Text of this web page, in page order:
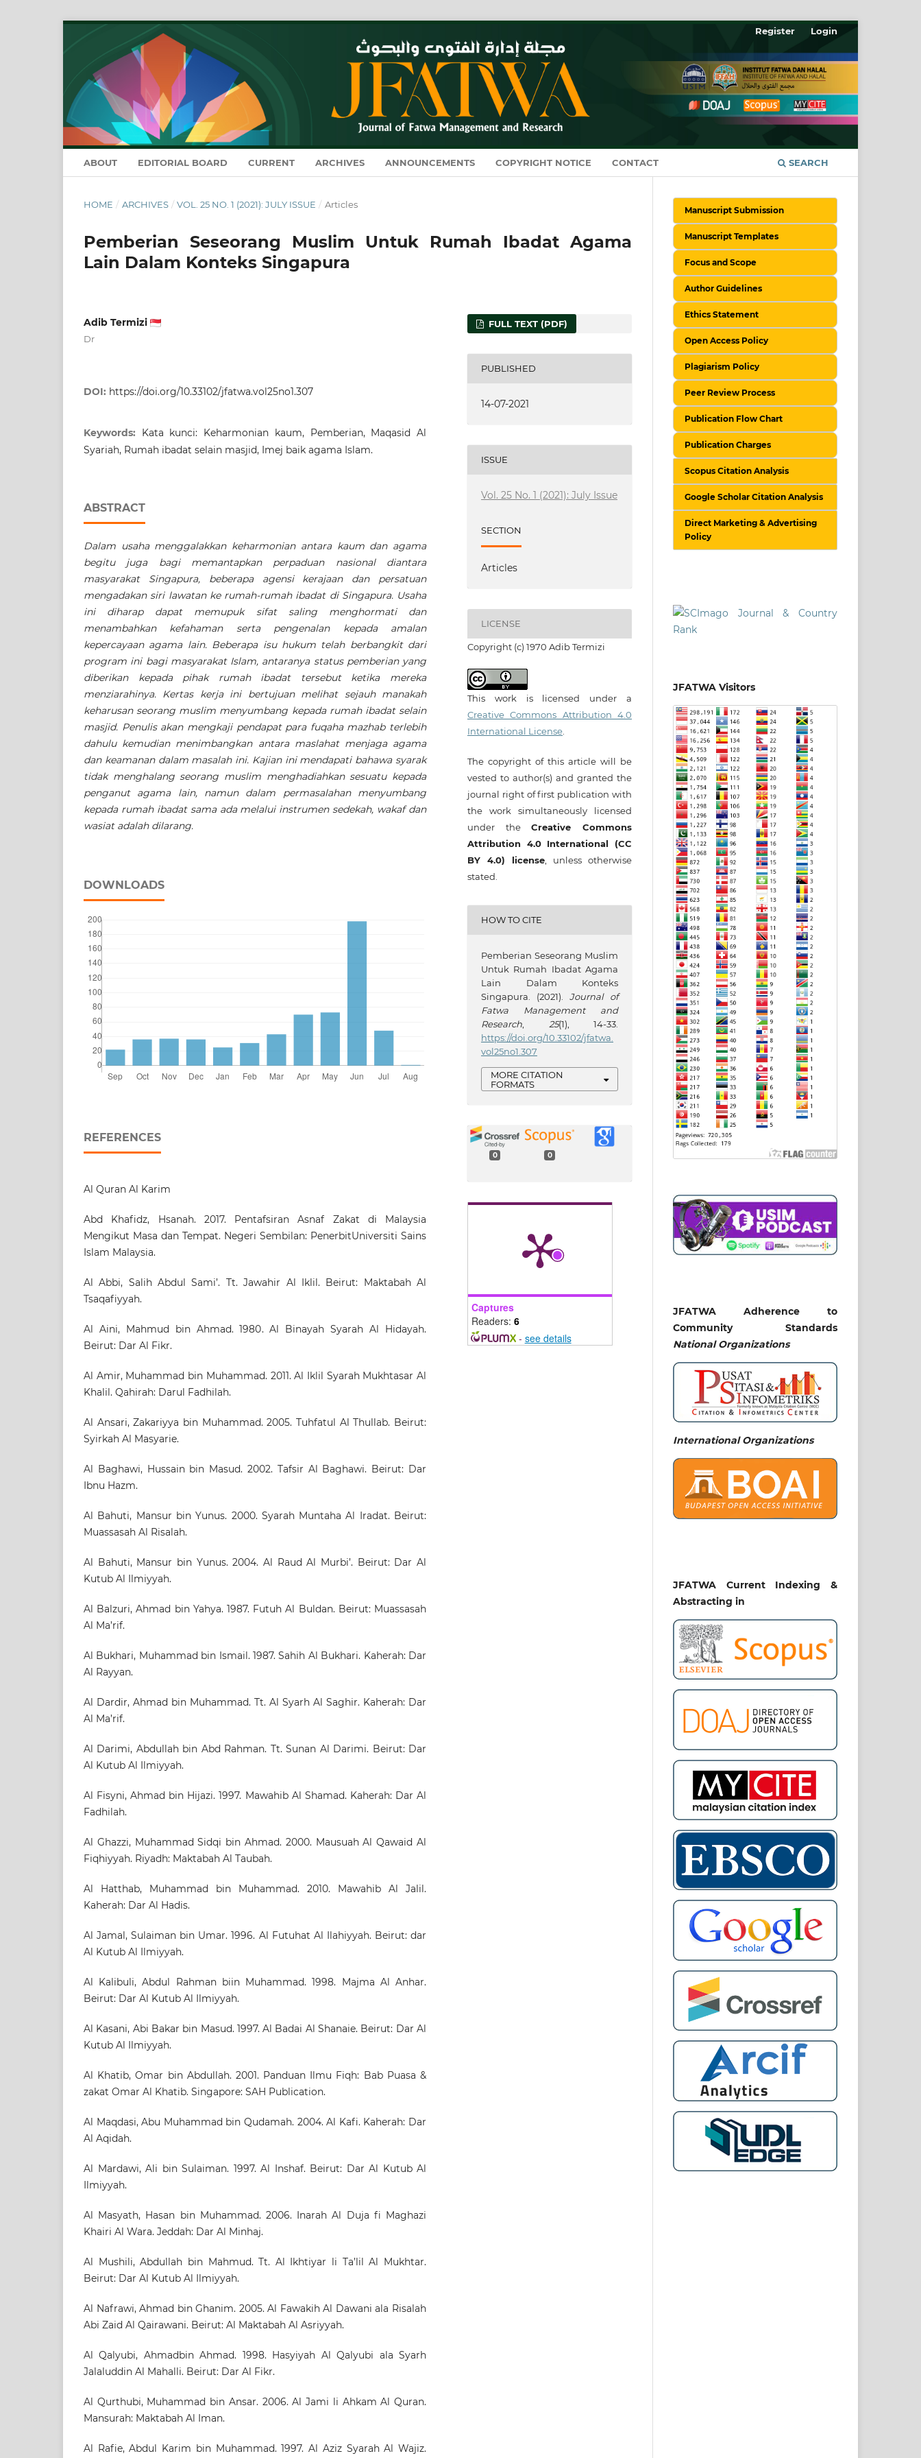
ABOUT EDITORIAL BOARD CURRENT ARCHIVES ANNOUNCEMENTS COPYRIGHT NOTICE CONTACT SEARCH
Register Login
HOME / ARCHIVES / VOL. 25 NO. 1 (2021): JULY ISSUE / Articles
Pemberian Seseorang Muslim Untuk Rumah Ibadat Agama
Lain Dalam Konteks Singapura
Adib Termizi
Dr
DOI: https://doi.org/10.33102/jfatwa.vol25no1.307
Keywords: Kata kunci: Keharmonian kaum, Pemberian, Maqasid Al
Syariah, Rumah ibadat selain masjid, Imej baik agama Islam.
ABSTRACT
Dalam usaha menggalakkan keharmonian antara kaum dan agama
begitu juga bagi memantapkan perpaduan nasional diantara
masyarakat Singapura, beberapa agensi kerajaan dan persatuan
mengadakan siri lawatan ke rumah-rumah ibadat di Singapura. Usaha
ini diharap dapat memupuk sifat saling menghormati dan
menambahkan kefahaman serta pengenalan kepada amalan
kepercayaan agama lain. Beberapa isu hukum telah berbangkit dari
program ini bagi masyarakat Islam, antaranya status pemberian yang
diberikan kepada pihak rumah ibadat tersebut ketika mereka
menziarahinya. Kertas kerja ini bertujuan melihat sejauh manakah
keharusan seorang muslim menyumbang kepada rumah ibadat selain
masjid. Penulis akan mengkaji pendapat para fuqaha mazhab terlebih
dahulu kemudian menimbangkan antara maslahat menjaga agama
dan keamanan dalam masalah ini. Kajian ini mendapati bahawa syarak
tidak menghalang seorang muslim menghadiahkan sesuatu kepada
penganut agama lain, namun dalam permasalahan menyumbang
kepada rumah ibadat sama ada melalui instrumen sedekah, wakaf dan
wasiat adalah dilarang.
DOWNLOADS
REFERENCES
Al Quran Al Karim
Abd Khafidz, Hsanah. 2017. Pentafsiran Asnaf Zakat di Malaysia
Mengikut Masa dan Tempat. Negeri Sembilan: PenerbitUniversiti Sains
Islam Malaysia.
Al Abbi, Salih Abdul Sami’. Tt. Jawahir Al Iklil. Beirut: Maktabah Al
Tsaqafiyyah.
Al Aini, Mahmud bin Ahmad. 1980. Al Binayah Syarah Al Hidayah.
Beirut: Dar Al Fikr.
Al Amir, Muhammad bin Muhammad. 2011. Al Iklil Syarah Mukhtasar Al
Khalil. Qahirah: Darul Fadhilah.
Al Ansari, Zakariyya bin Muhammad. 2005. Tuhfatul Al Thullab. Beirut:
Syirkah Al Masyarie.
Al Baghawi, Hussain bin Masud. 2002. Tafsir Al Baghawi. Beirut: Dar
Ibnu Hazm.
Al Bahuti, Mansur bin Yunus. 2000. Syarah Muntaha Al Iradat. Beirut:
Muassasah Al Risalah.
Al Bahuti, Mansur bin Yunus. 2004. Al Raud Al Murbi’. Beirut: Dar Al
Kutub Al Ilmiyyah.
Al Balzuri, Ahmad bin Yahya. 1987. Futuh Al Buldan. Beirut: Muassasah
Al Ma’rif.
Al Bukhari, Muhammad bin Ismail. 1987. Sahih Al Bukhari. Kaherah: Dar
Al Rayyan.
Al Dardir, Ahmad bin Muhammad. Tt. Al Syarh Al Saghir. Kaherah: Dar
Al Ma’rif.
Al Darimi, Abdullah bin Abd Rahman. Tt. Sunan Al Darimi. Beirut: Dar
Al Kutub Al Ilmiyyah.
Al Fisyni, Ahmad bin Hijazi. 1997. Mawahib Al Shamad. Kaherah: Dar Al
Fadhilah.
Al Ghazzi, Muhammad Sidqi bin Ahmad. 2000. Mausuah Al Qawaid Al
Fiqhiyyah. Riyadh: Maktabah Al Taubah.
Al Hatthab, Muhammad bin Muhammad. 2010. Mawahib Al Jalil.
Kaherah: Dar Al Hadis.
Al Jamal, Sulaiman bin Umar. 1996. Al Futuhat Al Ilahiyyah. Beirut: dar
Al Kutub Al Ilmiyyah.
Al Kalibuli, Abdul Rahman biin Muhammad. 1998. Majma Al Anhar.
Beirut: Dar Al Kutub Al Ilmiyyah.
Al Kasani, Abi Bakar bin Masud. 1997. Al Badai Al Shanaie. Beirut: Dar Al
Kutub Al Ilmiyyah.
Al Khatib, Omar bin Abdullah. 2001. Panduan Ilmu Fiqh: Bab Puasa &
zakat Omar Al Khatib. Singapore: SAH Publication.
Al Maqdasi, Abu Muhammad bin Qudamah. 2004. Al Kafi. Kaherah: Dar
Al Aqidah.
Al Mardawi, Ali bin Sulaiman. 1997. Al Inshaf. Beirut: Dar Al Kutub Al
Ilmiyyah.
Al Masyath, Hasan bin Muhammad. 2006. Inarah Al Duja fi Maghazi
Khairi Al Wara. Jeddah: Dar Al Minhaj.
Al Mushili, Abdullah bin Mahmud. Tt. Al Ikhtiyar li Ta’lil Al Mukhtar.
Beirut: Dar Al Kutub Al Ilmiyyah.
Al Nafrawi, Ahmad bin Ghanim. 2005. Al Fawakih Al Dawani ala Risalah
Abi Zaid Al Qairawani. Beirut: Al Maktabah Al Asriyyah.
Al Qalyubi, Ahmadbin Ahmad. 1998. Hasyiyah Al Qalyubi ala Syarh
Jalaluddin Al Mahalli. Beirut: Dar Al Fikr.
Al Qurthubi, Muhammad bin Ansar. 2006. Al Jami li Ahkam Al Quran.
Mansurah: Maktabah Al Iman.
Al Rafie, Abdul Karim bin Muhammad. 1997. Al Aziz Syarah Al Wajiz.
FULL TEXT (PDF)
PUBLISHED
14-07-2021
ISSUE
Vol. 25 No. 1 (2021): July Issue
SECTION
Articles
LICENSE
Copyright (c) 1970 Adib Termizi
This work is licensed under a
Creative Commons Attribution 4.0
International License
The copyright of this article will be
vested to author(s) and granted the
journal right of first publication with
the work simultaneously licensed
under theCreative Commons
Attribution 4.0 International (CC
BY 4.0) license , unless otherwise
stated.
HOW TO CITE
Pemberian Seseorang Muslim
Untuk Rumah Ibadat Agama
Lain Dalam Konteks
Singapura. (2021). Journal of
Fatwa Management and
Research
25(1), 14-33.
https://doi.org/10.33102/jfatwa.
vol25no1.307
MORE CITATION
FORMATS
0 0
Captures
Readers: 6
- see details
Manuscript Submission
Manuscript Templates
Focus and Scope
Author Guidelines
Ethics Statement
Open Access Policy
Plagiarism Policy
Peer Review Process
Publication Flow Chart
Publication Charges
Scopus Citation Analysis
Google Scholar Citation Analysis
Direct Marketing & Advertising
Policy
JFATWA Visitors
JFATWA Adherence to
Community Standards
National Organizations
International Organizations
JFATWA Current Indexing &
Abstracting in